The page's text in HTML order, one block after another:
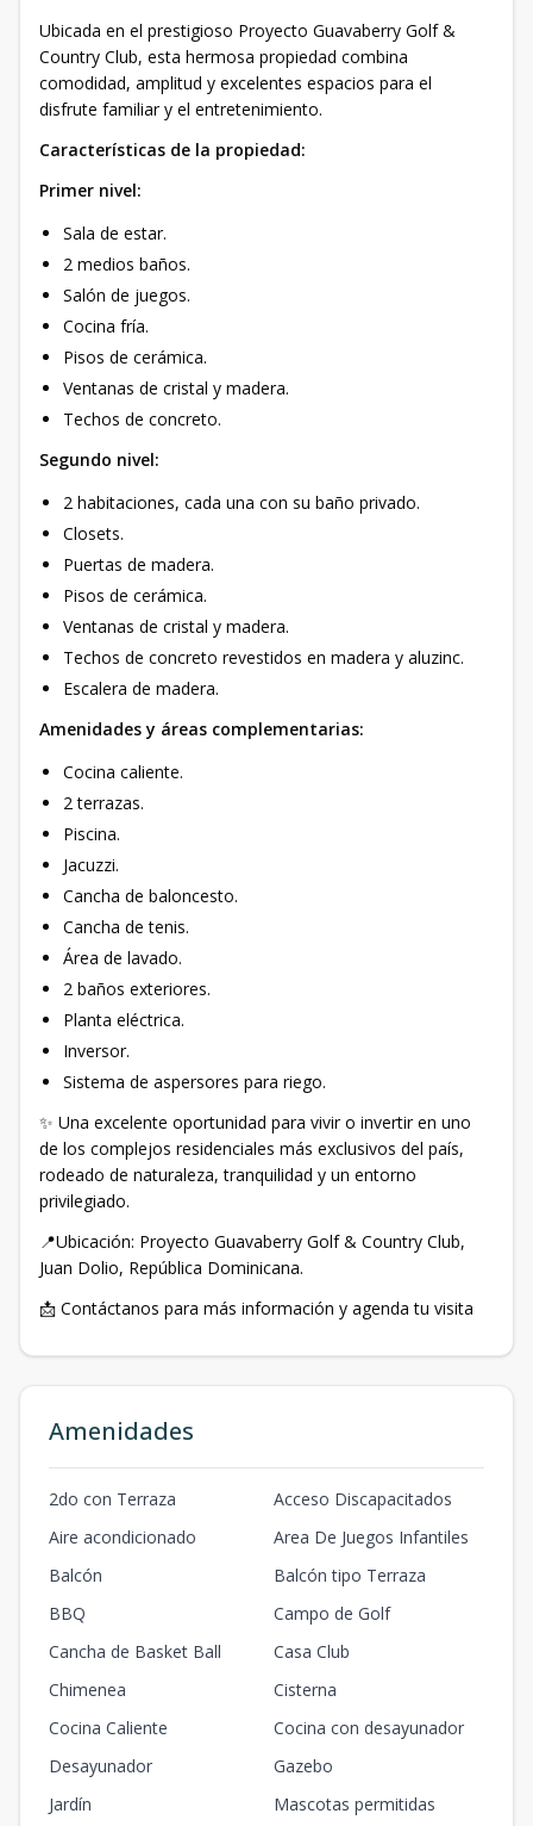
Ubicada en el prestigioso Proyecto Guavaberry Golf &
Country Club, esta hermosa propiedad combina
comodidad, amplitud y excelentes espacios para el
disfrute familiar y el entretenimiento.
Características de la propiedad:
Primer nivel:
Sala de estar.
2 medios baños.
Salón de juegos.
Cocina fría.
Pisos de cerámica.
Ventanas de cristal y madera.
Techos de concreto.
Segundo nivel:
2 habitaciones, cada una con su baño privado.
Closets.
Puertas de madera.
Pisos de cerámica.
Ventanas de cristal y madera.
Techos de concreto revestidos en madera y aluzinc.
Escalera de madera.
Amenidades y áreas complementarias:
Cocina caliente.
2 terrazas.
Piscina.
Jacuzzi.
Cancha de baloncesto.
Cancha de tenis.
Área de lavado.
2 baños exteriores.
Planta eléctrica.
Inversor.
Sistema de aspersores para riego.
✨ Una excelente oportunidad para vivir o invertir en uno
de los complejos residenciales más exclusivos del país,
rodeado de naturaleza, tranquilidad y un entorno
privilegiado.
📍Ubicación: Proyecto Guavaberry Golf & Country Club,
Juan Dolio, República Dominicana.
📩 Contáctanos para más información y agenda tu visita
Amenidades
2do con Terraza
Acceso Discapacitados
Aire acondicionado
Area De Juegos Infantiles
Balcón
Balcón tipo Terraza
BBQ
Campo de Golf
Cancha de Basket Ball
Casa Club
Chimenea
Cisterna
Cocina Caliente
Cocina con desayunador
Desayunador
Gazebo
Jardín
Mascotas permitidas